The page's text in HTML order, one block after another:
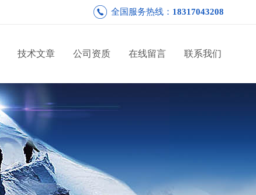
全国服务热线： 18317043208
技术文章 公司资质 在线留言 联系我们